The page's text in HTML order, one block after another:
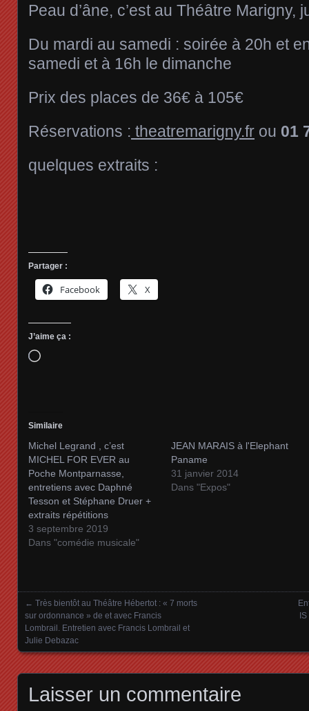
Peau d’âne, c’est au Théâtre Marigny,
Du mardi au samedi : soirée à 20h et
samedi et à 16h le dimanche
Prix des places de 36€ à 105€
Réservations : theatremarigny.fr ou 01
quelques extraits :
Partager :
Facebook X
J’aime ça :
Chargement…
Similaire
Michel Legrand , c’est
MICHEL FOR EVER au
Poche Montparnasse,
entretiens avec Daphné
Tesson et Stéphane Druer +
extraits répétitions
3 septembre 2019
Dans "comédie musicale"
JEAN MARAIS à l'Elephant
Paname
31 janvier 2014
Dans "Expos"
Posts navigation
← Très bientôt au Théâtre Hébertot : « 7 morts
sur ordonnance » de et avec Francis
Lombrail. Entretien avec Francis Lombrail et
Julie Debazac
Laisser un commentaire